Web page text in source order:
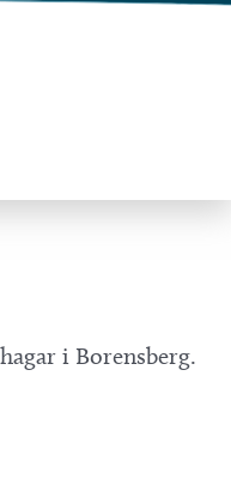
i Borensberg.